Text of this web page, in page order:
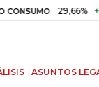
29,66% +0,87%
ASUNTOS